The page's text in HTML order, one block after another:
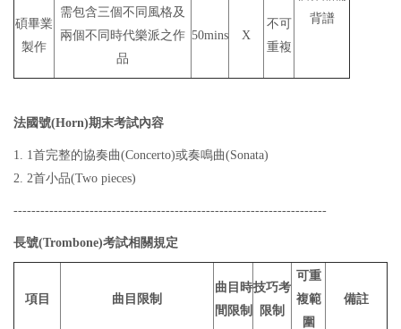
背譜
碩畢業
製作
需包含三個不同風格及
兩個不同時代樂派之作
品
50mins X
不可
重複
法國號(Horn)期末考試內容
1. 1首完整的協奏曲(Concerto)或奏鳴曲(Sonata)
2. 2首小品(Two pieces)
----------------------------------------------------------------------
長號(Trombone)考試相關規定
項目 曲目限制
曲目 時
間限制
技巧考
限制
可重
複範
圍
備註